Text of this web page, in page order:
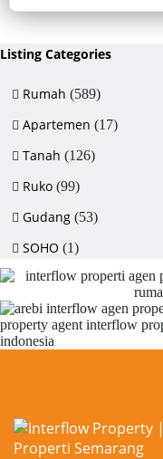
listrik 5500 watt, air artetis.
Listing Categories
Rumah (589)
Apartemen (17)
Tanah (126)
Ruko (99)
Gudang (53)
SOHO (1)